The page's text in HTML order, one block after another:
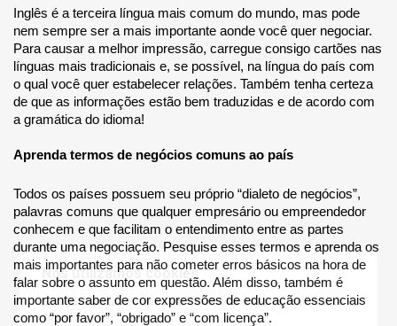
Inglês é a terceira língua mais comum do mundo, mas pode
nem sempre ser a mais importante aonde você quer negociar.
Para causar a melhor impressão, carregue consigo cartões nas
línguas mais tradicionais e, se possível, na língua do país com
o qual você quer estabelecer relações. Também tenha certeza
de que as informações estão bem traduzidas e de acordo com
a gramática do idioma!
Aprenda termos de negócios comuns ao país
Todos os países possuem seu próprio “dialeto de negócios”,
palavras comuns que qualquer empresário ou empreendedor
conhecem e que facilitam o entendimento entre as partes
durante uma negociação. Pesquise esses termos e aprenda os
mais importantes para não cometer erros básicos na hora de
falar sobre o assunto em questão. Além disso, também é
importante saber de cor expressões de educação essenciais
como “por favor”, “obrigado” e “com licença”.
Nós utilizamos cookies
Este site utiliza cookies para melhorar a sua experiência de
usuário.